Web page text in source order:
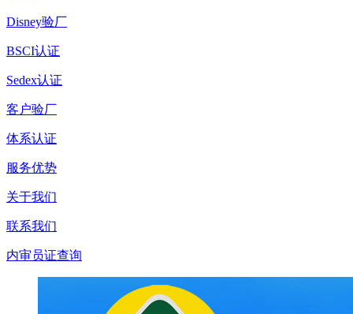
Disney验厂
BSCI认证
Sedex认证
客户验厂
体系认证
服务优势
关于我们
联系我们
内审员证查询